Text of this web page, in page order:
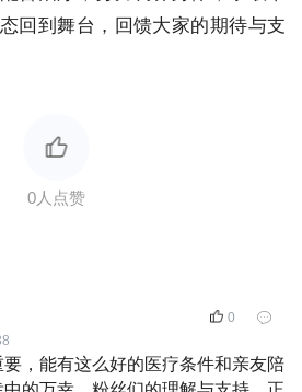
回到舞台，回馈大家的期待与支
0
，能有这么好的医疗条件和亲友陪